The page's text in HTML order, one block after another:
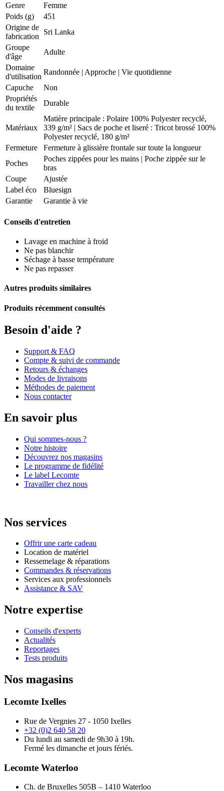
Genre
Femme
Poids (g)
451
Origine de
fabrication
Sri Lanka
Groupe
d'âge
Adulte
Domaine
d'utilisation
Randonnée | Approche | Vie quotidienne
Capuche
Non
Propriétés
du textile
Durable
Matériaux
Matière principale : Polaire 100% Polyester recyclé,
339 g/m² | Sacs de poche et liseré : Tricot brossé 100%
Polyester recyclé, 180 g/m²
Fermeture
Fermeture à glissière frontale sur toute la longueur
Poches
Poches zippées pour les mains | Poche zippée sur le
bras
Coupe
Ajustée
Label éco
Bluesign
Garantie
Garantie à vie
Conseils d'entretien
Lavage en machine à froid
Ne pas blanchir
Séchage à basse température
Ne pas repasser
Autres produits similaires
Produits récemment consultés
Besoin d'aide ?
Support & FAQ
Compte & suivi de commande
Retours & échanges
Modes de livraisons
Méthodes de paiement
Nous contacter
En savoir plus
Qui sommes-nous ?
Notre histoire
Découvrez nos magasins
Le programme de fidélité
Le label Lecomte
Travailler chez nous
Nos services
Offrir une carte cadeau
Location de matériel
Ressemelage & réparations
Commandes & réservations
Services aux professionnels
Assistance & SAV
Notre expertise
Conseils d'experts
Actualités
Reportages
Tests produits
Nos magasins
Lecomte Ixelles
Rue de Vergnies 27 - 1050 Ixelles
+32 (0)2 640 58 20
Du lundi au samedi de 9h30 à 19h.
Fermé les dimanche et jours fériés.
Lecomte Waterloo
Ch. de Bruxelles 505B – 1410 Waterloo